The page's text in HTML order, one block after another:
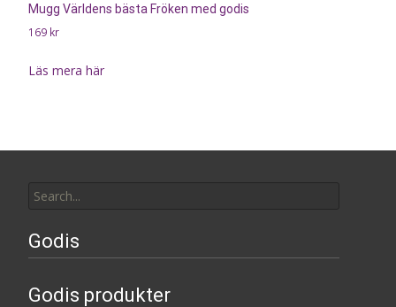
Mugg Världens bästa Fröken med godis
169 kr
Läs mera här
for:
Godis
Godis produkter